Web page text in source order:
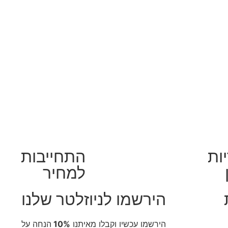
התחייבות
למחיר
הירשמו לניוזלטר שלנו
הירשמו עכשיו וקבלו מאיתנו 10% הנחה על